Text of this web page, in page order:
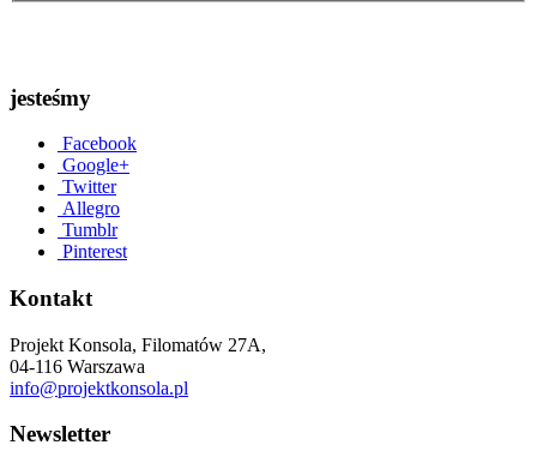
jesteśmy
Facebook
Google+
Twitter
Allegro
Tumblr
Pinterest
Kontakt
Projekt Konsola, Filomatów 27A,
04-116 Warszawa
info@projektkonsola.pl
Newsletter